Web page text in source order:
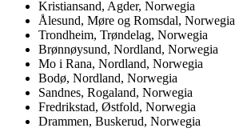
Kristiansand, Agder, Norwegia
Ålesund, Møre og Romsdal, Norwegia
Trondheim, Trøndelag, Norwegia
Brønnøysund, Nordland, Norwegia
Mo i Rana, Nordland, Norwegia
Bodø, Nordland, Norwegia
Sandnes, Rogaland, Norwegia
Fredrikstad, Østfold, Norwegia
Drammen, Buskerud, Norwegia